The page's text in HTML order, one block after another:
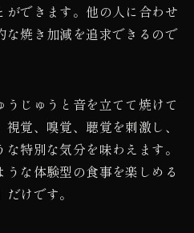
ができます。他の人に合わせ
な焼き加減を追求できるので
じゅうと音を立てて焼けて
覚、嗅覚、聴覚を刺激し、
特別な気分を味わえます。
な体験型の食事を楽しめる
けです。